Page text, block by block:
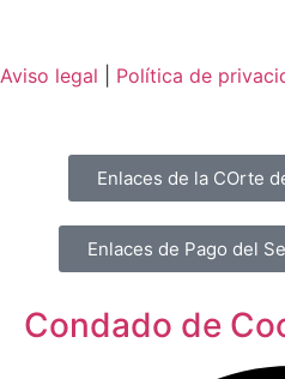
Aviso legal Política de
Enlaces de la COrte
Enlaces de Pago del
Condado de